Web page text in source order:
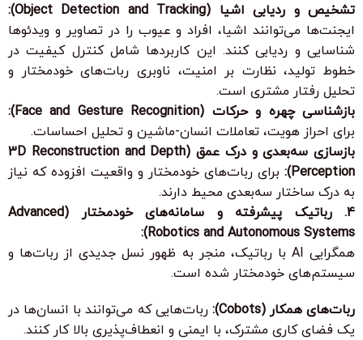
تشخیص و ردیابی اشیا (Object Detection and Tracking):
ایجنت‌ها می‌توانند اشیا، افراد و عیوب را در تصاویر و ویدئوها
شناسایی و ردیابی کنند. این کاربردها شامل کنترل کیفیت در
خطوط تولید، نظارت بر امنیت، ناوبری ربات‌های خودمختار و
تحلیل رفتار مشتری است.
بازشناسی چهره و حرکات (Face and Gesture Recognition):
برای احراز هویت، تعاملات انسان-ماشین و تحلیل احساسات.
بازسازی سه‌بعدی و درک عمق (3D Reconstruction and Depth
Perception):
برای ربات‌های خودمختار و واقعیت افزوده که نیاز
به درک ساختار سه‌بعدی محیط دارند.
4. رباتیک پیشرفته و سامانه‌های خودمختار (Advanced
Robotics and Autonomous Systems):
همگرایی AI با رباتیک، منجر به ظهور نسل جدیدی از ربات‌ها و
سیستم‌های خودمختار شده است.
ربات‌های همکار (Cobots):
ربات‌هایی که می‌توانند با انسان‌ها در
یک فضای کاری مشترک، با ایمنی و انعطاف‌پذیری بالا کار کنند.